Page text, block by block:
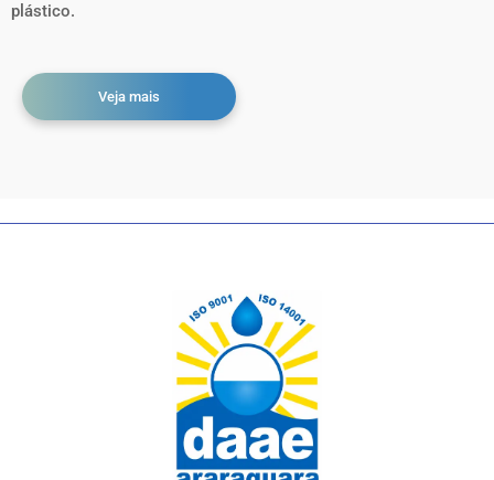
plástico.
Veja mais